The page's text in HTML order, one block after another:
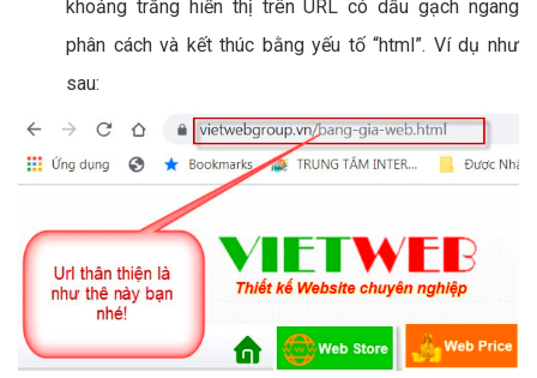
khoảng trắng hiển thị trên URL có dấu gạch ngang
phân cách và kết thúc bằng yếu tố “html”. Ví dụ như
sau: